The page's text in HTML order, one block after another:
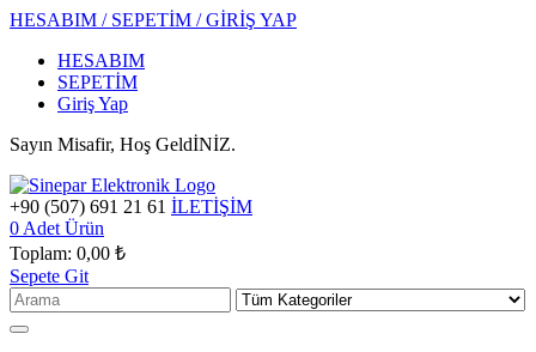
HESABIM / SEPETİM / GİRİŞ YAP
HESABIM
SEPETİM
Giriş Yap
Sayın Misafir, Hoş GeldİNİZ.
+90 (507) 691 21 61 İLETİŞİM
0 Adet Ürün
Toplam: 0,00 ₺
Sepete Git